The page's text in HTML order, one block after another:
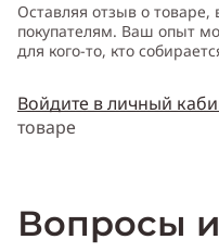
Оставляя отзыв о
покупателям. Ваш опыт
для кого-то, кто
Войдите в личный
товаре
Вопросы